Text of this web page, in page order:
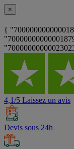
×
{
4,1/5 Laissez un avis
Devis sous 24h